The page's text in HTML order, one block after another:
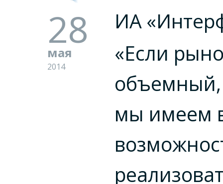
28
мая
2014
ИА
«Если
объемный,
мы имеем